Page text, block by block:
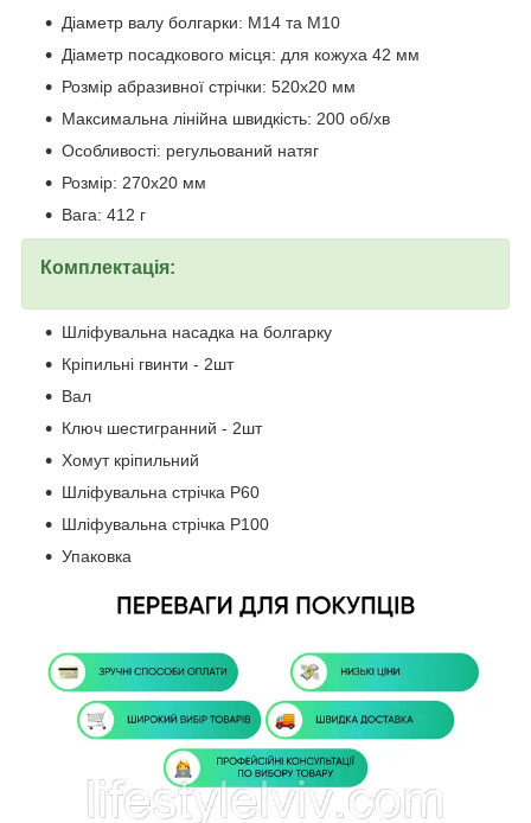
Діаметр валу болгарки: М14 та М10
Діаметр посадкового місця: для кожуха 42 мм
Розмір абразивної стрічки: 520х20 мм
Максимальна лінійна швидкість: 200 об/хв
Особливості: регульований натяг
Розмір: 270х20 мм
Вага: 412 г
Комплектація:
Шліфувальна насадка на болгарку
Кріпильні гвинти - 2шт
Вал
Ключ шестигранний - 2шт
Хомут кріпильний
Шліфувальна стрічка P60
Шліфувальна стрічка P100
Упаковка